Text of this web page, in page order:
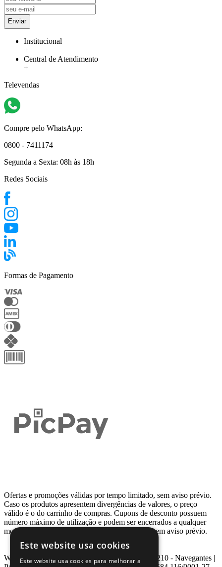
Enviar
Institucional
+
Central de Atendimento
+
Televendas
Compre pelo WhatsApp:
0800 - 7411174
Segunda a Sexta: 08h às 18h
Redes Sociais
Formas de Pagamento
Ofertas e promoções válidas por tempo limitado, sem aviso prévio.
Caso os produtos apresentem divergências de valores, o preço
válido é o do carrinho de compras. Cupons de desconto possuem
número máximo de utilização e podem ser encerrados a qualquer
momento, de acordo com sua disponibilidade e sem aviso prévio.
Webcontinental LTDA | Travessa Venezuela, Nº 210 - Navegantes |
Este website usa cookies
Este website usa cookies para melhorar a